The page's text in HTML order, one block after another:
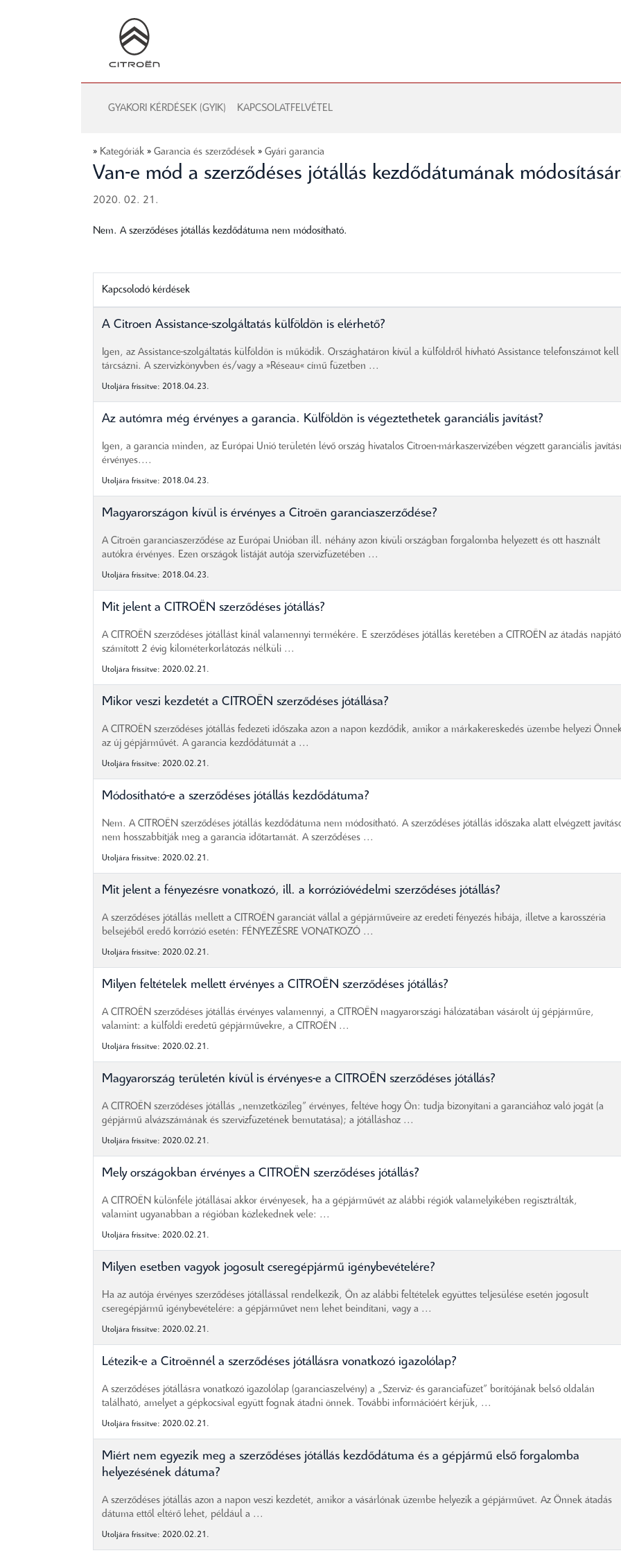
GYAKORI KÉRDÉSEK (GYIK) KAPCSOLATFELVÉTEL
» Kategóriák » Garancia és szerződések » Gyári garancia
Van-e mód a szerződéses jótállás kezdődátumának
2020. 02. 21.
Nem. A szerződéses jótállás kezdődátuma nem módosítható.
Kapcsolodó kérdések
A Citroen Assistance-szolgáltatás külföldön is elérhető?
Igen, az Assistance-szolgáltatás külföldön is működik. Országhatáron kívül a külföldről hívható Assistance telefonszámot kell
tárcsázni. A szervizkönyvben és/vagy a »Réseau« című füzetben ...
Utoljára frissítve: 2018.04.23.
Az autómra még érvényes a garancia. Külföldön is végeztethetek garanciális javítást?
Igen, a garancia minden, az Európai Unió területén lévő ország hivatalos Citroen-márkaszervizében végzett garanciális
érvényes....
Utoljára frissítve: 2018.04.23.
Magyarországon kívül is érvényes a Citroën garanciaszerződése?
A Citroën garanciaszerződése az Európai Unióban ill. néhány azon kívüli országban forgalomba helyezett és ott használt
autókra érvényes. Ezen országok listáját autója szervizfüzetében ...
Utoljára frissítve: 2018.04.23.
Mit jelent a CITROËN szerződéses jótállás?
A CITROËN szerződéses jótállást kínál valamennyi termékére. E szerződéses jótállás keretében a CITROËN az átadás
számított 2 évig kilométerkorlátozás nélküli ...
Utoljára frissítve: 2020.02.21.
Mikor veszi kezdetét a CITROËN szerződéses jótállása?
A CITROËN szerződéses jótállás fedezeti időszaka azon a napon kezdődik, amikor a márkakereskedés üzembe helyezi
az új gépjárművét. A garancia kezdődátumát a ...
Utoljára frissítve: 2020.02.21.
Módosítható-e a szerződéses jótállás kezdődátuma?
Nem. A CITROËN szerződéses jótállás kezdődátuma nem módosítható. A szerződéses jótállás időszaka alatt elvégzett
nem hosszabbítják meg a garancia időtartamát. A szerződéses ...
Utoljára frissítve: 2020.02.21.
Mit jelent a fényezésre vonatkozó, ill. a korrózióvédelmi szerződéses jótállás?
A szerződéses jótállás mellett a CITROËN garanciát vállal a gépjárműveire az eredeti fényezés hibája, illetve a karosszéria
belsejéből eredő korrózió esetén: FÉNYEZÉSRE VONATKOZÓ ...
Utoljára frissítve: 2020.02.21.
Milyen feltételek mellett érvényes a CITROËN szerződéses jótállás?
A CITROËN szerződéses jótállás érvényes valamennyi, a CITROËN magyarországi hálózatában vásárolt új gépjárműre,
valamint: a külföldi eredetű gépjárművekre, a CITROËN ...
Utoljára frissítve: 2020.02.21.
Magyarország területén kívül is érvényes-e a CITROËN szerződéses jótállás?
A CITROËN szerződéses jótállás „nemzetközileg” érvényes, feltéve hogy Ön: tudja bizonyítani a garanciához való jogát (a
gépjármű alvázszámának és szervizfüzetének bemutatása); a jótálláshoz ...
Utoljára frissítve: 2020.02.21.
Mely országokban érvényes a CITROËN szerződéses jótállás?
A CITROËN különféle jótállásai akkor érvényesek, ha a gépjárművét az alábbi régiók valamelyikében regisztrálták,
valamint ugyanabban a régióban közlekednek vele: ...
Utoljára frissítve: 2020.02.21.
Milyen esetben vagyok jogosult cseregépjármű igénybevételére?
Ha az autója érvényes szerződéses jótállással rendelkezik, Ön az alábbi feltételek együttes teljesülése esetén jogosult
cseregépjármű igénybevételére: a gépjárművet nem lehet beindítani, vagy a ...
Utoljára frissítve: 2020.02.21.
Létezik-e a Citroënnél a szerződéses jótállásra vonatkozó igazolólap?
A szerződéses jótállásra vonatkozó igazolólap (garanciaszelvény) a „Szerviz- és garanciafüzet” borítójának belső oldalán
található, amelyet a gépkocsival együtt fognak átadni önnek. További információért kérjük, ...
Utoljára frissítve: 2020.02.21.
Miért nem egyezik meg a szerződéses jótállás kezdődátuma és a gépjármű első forgalomba
helyezésének dátuma?
A szerződéses jótállás azon a napon veszi kezdetét, amikor a vásárlónak üzembe helyezik a gépjárművet. Az Önnek átadás
dátuma ettől eltérő lehet, például a ...
Utoljára frissítve: 2020.02.21.